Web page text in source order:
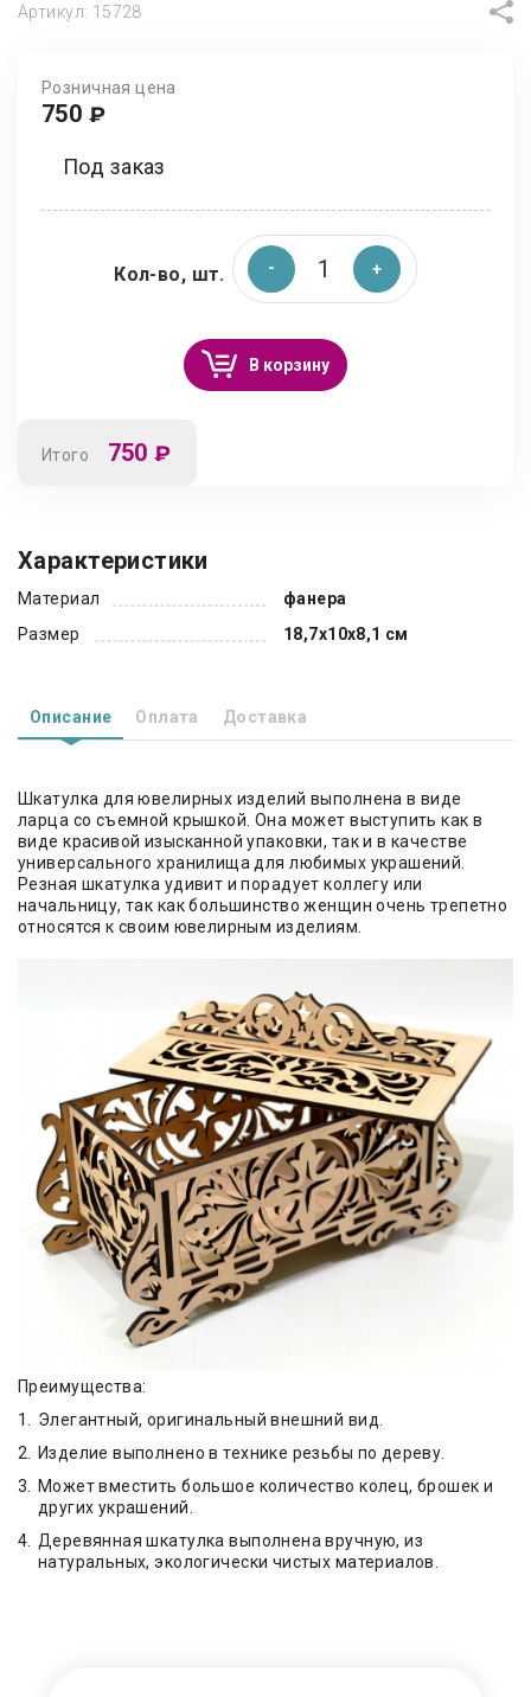
Артикул: 15728
Розничная цена
750 ₽
Под заказ
Кол-во, шт.
В корзину
Итого 750 ₽
Характеристики
Материал
фанера
Размер
18,7x10x8,1 см
Описание Оплата Доставка
Шкатулка для ювелирных изделий выполнена в виде
ларца со съемной крышкой. Она может выступить как в
виде красивой изысканной упаковки, так и в качестве
универсального хранилища для любимых украшений.
Резная шкатулка удивит и порадует коллегу или
начальницу, так как большинство женщин очень трепетно
относятся к своим ювелирным изделиям.
Преимущества:
Элегантный, оригинальный внешний вид.
Изделие выполнено в технике резьбы по дереву.
Может вместить большое количество колец, брошек и
других украшений.
Деревянная шкатулка выполнена вручную, из
натуральных, экологически чистых материалов.